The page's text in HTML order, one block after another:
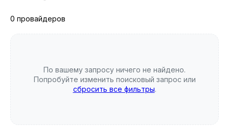
0 провайдеров
По вашему запросу ничего не найдено.
Попробуйте изменить поисковый запрос или
сбросить все фильтры.